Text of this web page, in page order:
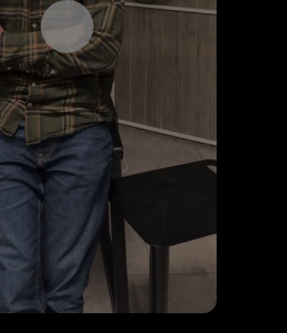
Åpne videospilleren